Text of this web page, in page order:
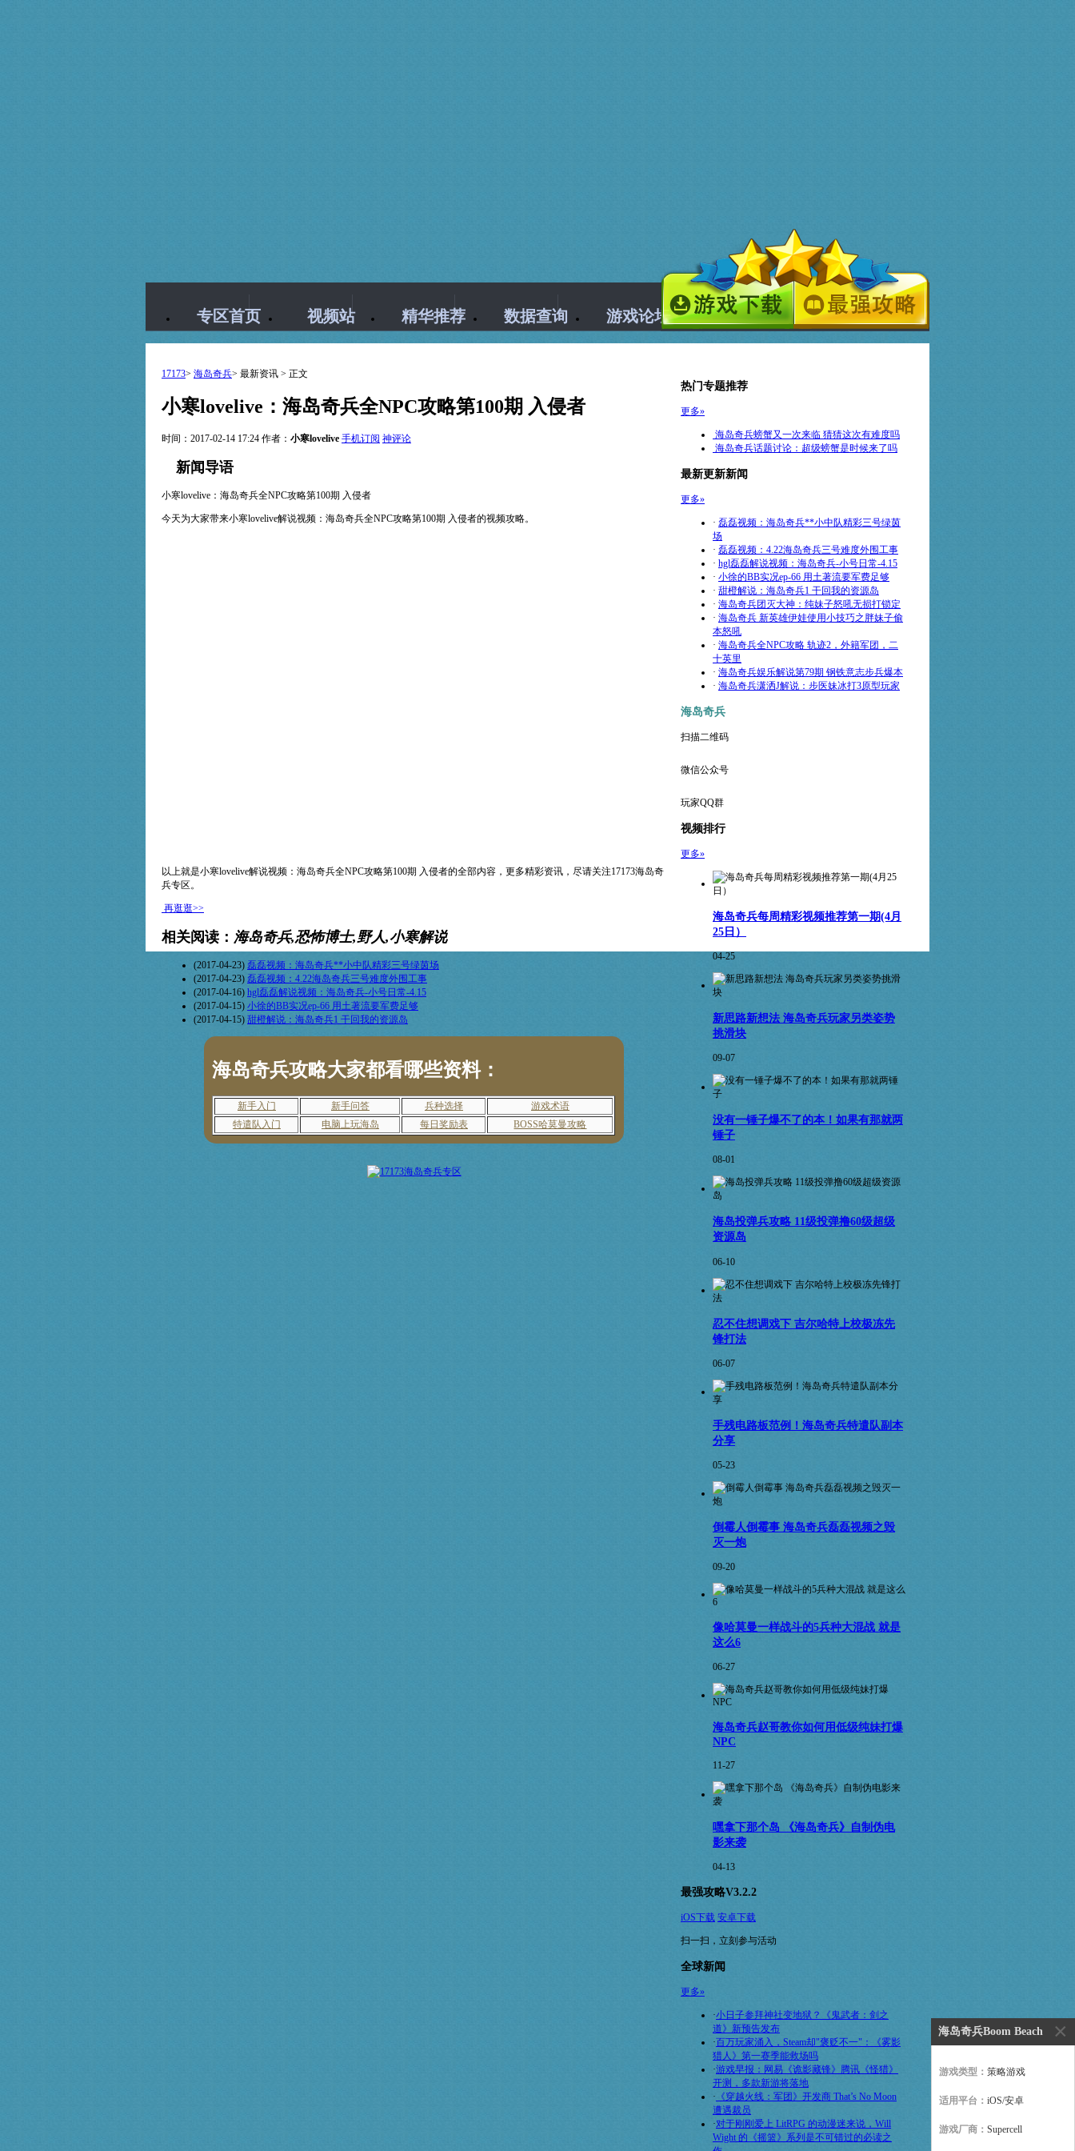
专区首页 视频站 精华推荐 数据查询 游戏论坛
17173> 海岛奇兵> 最新资讯 > 正文
小寒lovelive：海岛奇兵全NPC攻略第100期 入侵者
时间：2017-02-14 17:24 作者： 小寒lovelive 手机订阅 神评论
新闻导语
小寒lovelive：海岛奇兵全NPC攻略第100期 入侵者
今天为大家带来小寒lovelive解说视频：海岛奇兵全NPC攻略第100期 入侵者的视频攻略。
以上就是小寒lovelive解说视频：海岛奇兵全NPC攻略第100期 入侵者的全部内容，更多精彩资讯，尽请关注17173海岛奇
兵专区。
再逛逛>>
相关阅读： 海岛奇兵,恐怖博士,野人,小寒解说
(2017-04-23) 磊磊视频：海岛奇兵**小中队精彩三号绿茵场
(2017-04-23) 磊磊视频：4.22海岛奇兵三号难度外围工事
(2017-04-16) hgl磊磊解说视频：海岛奇兵-小号日常-4.15
(2017-04-15) 小徐的BB实况ep-66 用土著流要军费足够
(2017-04-15) 甜橙解说：海岛奇兵1 干回我的资源岛
海岛奇兵攻略大家都看哪些资料：
新手入门 新手问答 兵种选择
游戏术语
特遣队入门
电脑上玩海岛 每日奖励表 BOSS哈莫曼攻略
热门专题推荐
更多»
海岛奇兵螃蟹又一次来临 猜猜这次有难度吗
海岛奇兵话题讨论：超级螃蟹是时候来了吗
最新更新新闻
更多»
· 磊磊视频：海岛奇兵**小中队精彩三号绿茵
场
· 磊磊视频：4.22海岛奇兵三号难度外围工事
· hgl磊磊解说视频：海岛奇兵-小号日常-4.15
· 小徐的BB实况ep-66 用土著流要军费足够
· 甜橙解说：海岛奇兵1 干回我的资源岛
· 海岛奇兵团灭大神：纯妹子怒吼无损打锁定
· 海岛奇兵 新英雄伊娃使用小技巧之胖妹子偷
本怒吼
· 海岛奇兵全NPC攻略 轨迹2，外籍军团，二
十英里
· 海岛奇兵娱乐解说第79期 钢铁意志步兵爆本
· 海岛奇兵潇洒J解说：步医妹冰打3原型玩家
海岛奇兵
扫描二维码
微信公众号
玩家QQ群
视频排行
更多»
海岛奇兵每周精彩视频推荐第一期(4月
25日）
04-25
新思路新想法 海岛奇兵玩家另类姿势
挑滑块
09-07
没有一锤子爆不了的本！如果有那就两
锤子
08-01
海岛投弹兵攻略 11级投弹撸60级超级
资源岛
06-10
忍不住想调戏下 吉尔哈特上校极冻先
锋打法
06-07
手残电路板范例！海岛奇兵特遣队副本
分享
05-23
倒霉人倒霉事 海岛奇兵磊磊视频之毁
灭一炮
09-20
像哈莫曼一样战斗的5兵种大混战 就是
这么6
06-27
海岛奇兵赵哥教你如何用低级纯妹打爆
NPC
11-27
嘿拿下那个岛 《海岛奇兵》自制伪电
影来袭
04-13
最强攻略V3.2.2
iOS下载 安卓下载
扫一扫，立刻参与活动
全球新闻
更多»
·小日子参拜神社变地狱？《鬼武者：剑之
道》新预告发布
·百万玩家涌入，Steam却"褒贬不一"：《雾影
猎人》第一赛季能救场吗
·游戏早报：网易《诡影藏锋》腾讯《怪猎》
开测，多款新游将落地
· 《穿越火线：军团》开发商 That’s No Moon
遭遇裁员
·对于刚刚爱上 LitRPG 的动漫迷来说，Will
Wight 的《摇篮》系列是不可错过的必读之
海岛奇兵Boom Beach
游戏类型： 策略游戏
适用平台： iOS/安卓
游戏厂商： Supercell
×